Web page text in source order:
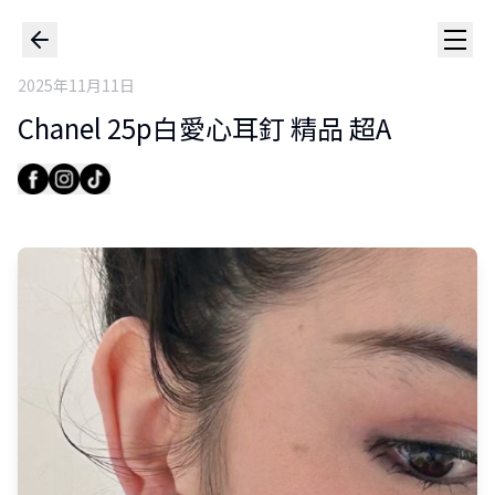
2025年11月11日
Chanel 25p白愛心耳釘 精品 超A